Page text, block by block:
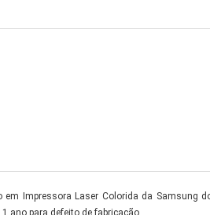
Impressora Laser Colorida da Samsung
ano para defeito de fabricação.